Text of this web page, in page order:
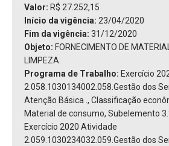
Valor: R$ 27.252,15
Início da vigência: 23/04/2020
Fim da vigência: 31/12/2020
Objeto: FORNECIMENTO DE
LIMPEZA.
Programa de Trabalho: Exercício
2.058.1030134002.058.Gestão dos
Atenção Básica ., Classificação
Material de consumo, Subelemento
Exercício 2020 Atividade
2.059.1030234032.059.Gestão dos